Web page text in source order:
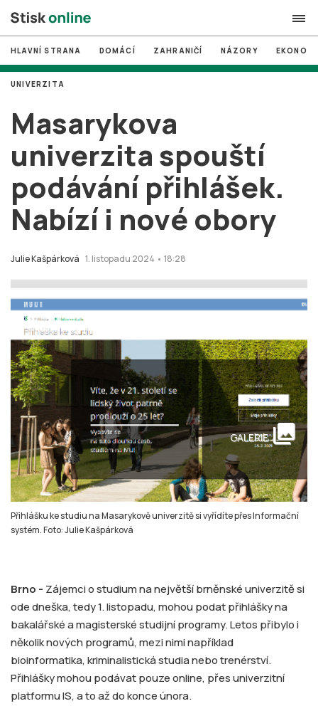
search
# MUNI
# Brno
# volby
login PŘIHLÁSIT SE
Zapomněli jste heslo?
HLAVNÍ STRANA DOMÁCÍ ZAHRANIČÍ NÁZORY
Masarykova
univerzita spouští
podávání přihlášek.
Nabízí i nové obory
Julie Kašpárková 1. listopadu 2024 • 18:28
UNIVERZITA
Přihlášku ke studiu na Masarykově univerzitě si vyřídíte přes Informační
systém. Foto: Julie Kašpárková
GALERIE collections
Brno - Zájemci o studium na největší brněnské univerzitě si
ode dneška, tedy 1. listopadu, mohou podat přihlášky na
bakalářské a magisterské studijní programy. Letos přibylo i
několik nových programů, mezi nimi například
bioinformatika, kriminalistická studia nebo trenérství.
Přihlášky mohou podávat pouze online, přes univerzitní
platformu IS, a to až do konce února.